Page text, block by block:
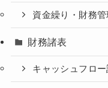
資金繰り・財務管
財務諸表
キャッシュフロ